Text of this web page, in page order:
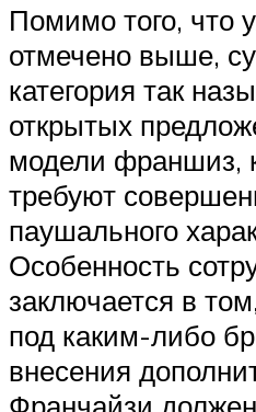
Помимо того, что
отмечено выше,
категория так
открытых
модели франшиз,
требуют
паушального
Особенность
заключается в
под каким-либо
внесения